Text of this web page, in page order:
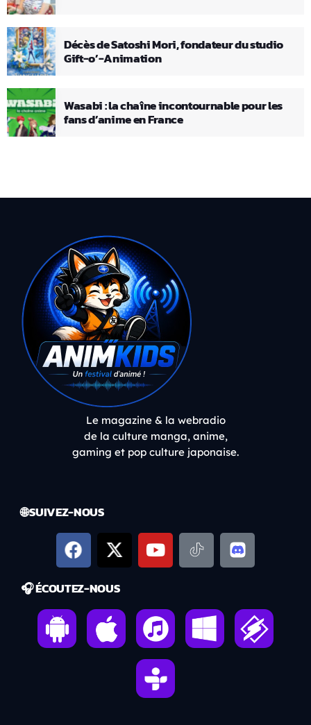
Décès de Satoshi Mori, fondateur du studio
Gift-o’-Animation
Wasabi : la chaîne incontournable pour les
fans d’anime en France
Le magazine & la webradio
de la culture manga, anime,
gaming et pop culture japonaise.
🌐 SUIVEZ-NOUS
🎧 ÉCOUTEZ-NOUS